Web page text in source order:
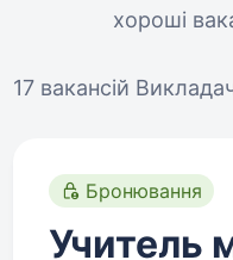
хороші
17 вакансій
Бронювання
Учитель